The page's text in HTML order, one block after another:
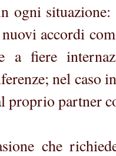
ogni
accordi
a fiere
nel caso
proprio partner
che